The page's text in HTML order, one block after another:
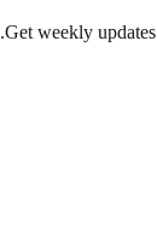
Get weekly updates